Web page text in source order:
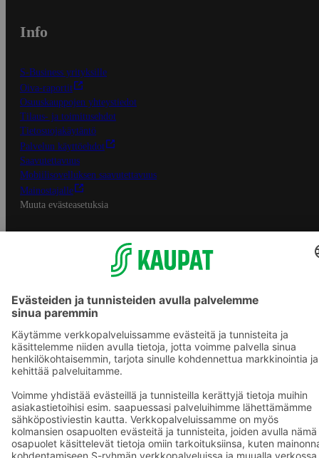
Info
S-Business yrityksille
Oiva-raportit
Osuuskauppojen yhteystiedot
Tilaus- ja toimitusehdot
Tietosuojakäytäntö
Palvelun käyttöehdot
Saavutettavuus
Mobiilisovelluksen saavutettavuus
Mainostajalle
Muuta evästeasetuksia
S-ryhmän palvelut
S-ryhmä
Asiakasomistajuus
Yhteishyvä Ruoka -sovellus
S-ostoslista -sovellus
Prisma.fi
Sokos.fi
S-Pankki
Yhteishyvä
Sokos Hotels
Raflaamo